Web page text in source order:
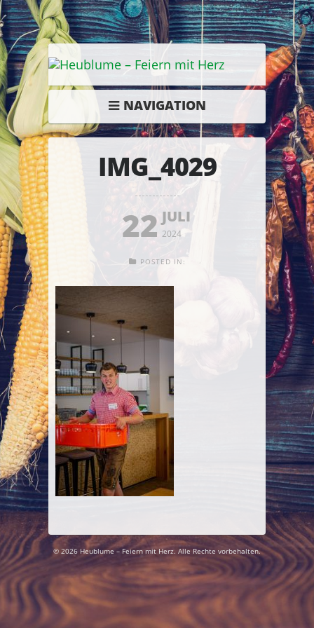
NAVIGATION
IMG_4029
22 JULI
2024
POSTED IN:
© 2026 Heublume – Feiern mit Herz. Alle Rechte vorbehalten.